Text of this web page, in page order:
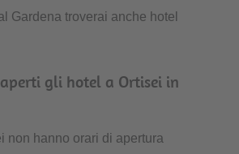
Gardena troverai anche hotel
gli hotel a Ortisei in
non hanno orari di apertura